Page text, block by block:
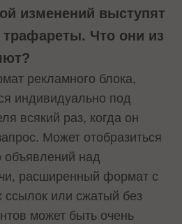
изменений выступят
Что они из
рекламного блока,
индивидуально под
всякий раз, когда он
Может отобразиться
объявлений над
расширенный формат с
ссылок или сжатый без
может быть очень